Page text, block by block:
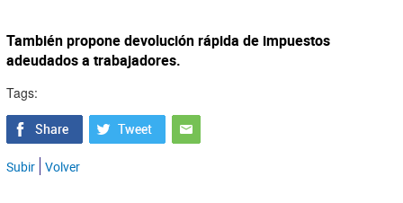
También propone devolución rápida de impuestos
adeudados a trabajadores.
Tags:
Subir Volver